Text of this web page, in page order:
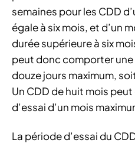
semaines pour les CDD
égale à six mois, et d’un
durée supérieure à six
peut donc comporter une
douze jours maximum,
Un CDD de huit mois
d’essai d’un mois
La période d’essai du